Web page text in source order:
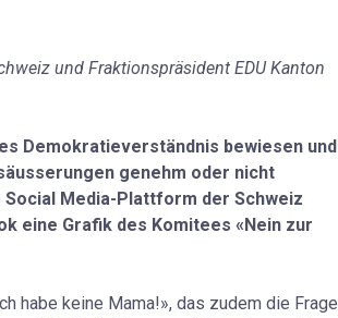
und Fraktionspräsident EDU Kanton
Demokratieverständnis bewiesen und
genehm oder nicht
Media-Plattform der Schweiz
eine Grafik des Komitees «Nein zur
habe keine Mama!», das zudem die Frage